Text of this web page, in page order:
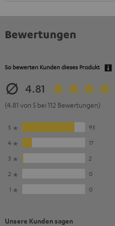
Bewertungen
So bewerten Kunden dieses Produkt
4.81
(4.81 von 5 bei 112 Bewertungen)
5
93
4
17
3
2
2
0
1
0
Unsere Kunden sagen